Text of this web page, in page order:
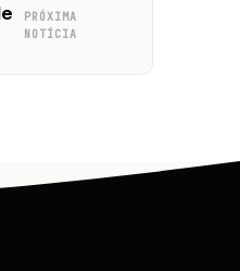
PRÓXIMA
NOTÍCIA